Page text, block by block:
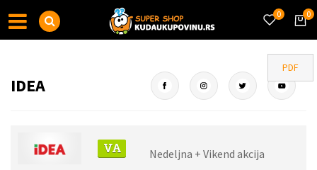
0
0
IDEA
Nedeljna + Vikend akcija
PDF